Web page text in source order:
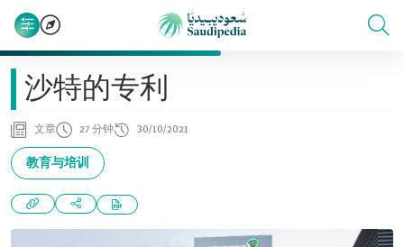
沙特的专利
文章 27 分钟 30/10/2021
教育与培训